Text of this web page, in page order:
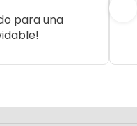
para una